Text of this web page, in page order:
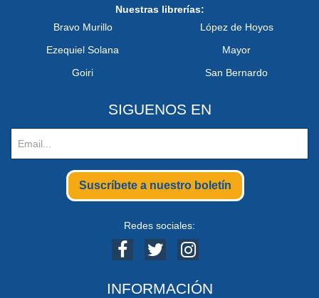
Nuestras librerías:
Bravo Murillo
Ezequiel Solana
Goiri
López de Hoyos
Mayor
San Bernardo
SIGUENOS EN
Suscríbete a nuestro boletín
Redes sociales:
INFORMACIÓN